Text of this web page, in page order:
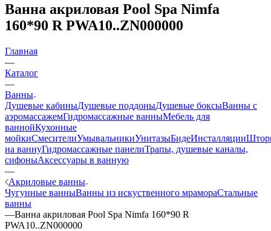
Ванна акриловая Pool Spa Nimfa
160*90 R PWA10..ZN000000
Главная
—
Каталог
—
Ванны
Душевые кабиныДушевые поддоныДушевые боксыВанны с
аэромассажемГидромассажные ванныМебель для
ваннойКухонные
мойкиСмесителиУмывальникиУнитазыБидеИнсталляции
на ваннуГидромассажные панелиТрапы, душевые каналы,
сифоныАксессуары в ванную
—
Акриловые ванны
Чугунные ванныВанны из искуственного мрамораСтальные
ванны
—Ванна акриловая Pool Spa Nimfa 160*90 R
PWA10..ZN000000